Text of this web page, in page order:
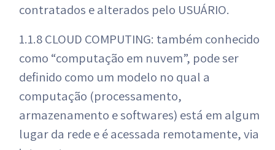
contratados e alterados pelo USUÁRIO.
1.1.8 CLOUD COMPUTING: também conhecido
como “computação em nuvem”, pode ser
definido como um modelo no qual a
computação (processamento,
armazenamento e softwares) está em algum
lugar da rede e é acessada remotamente, via